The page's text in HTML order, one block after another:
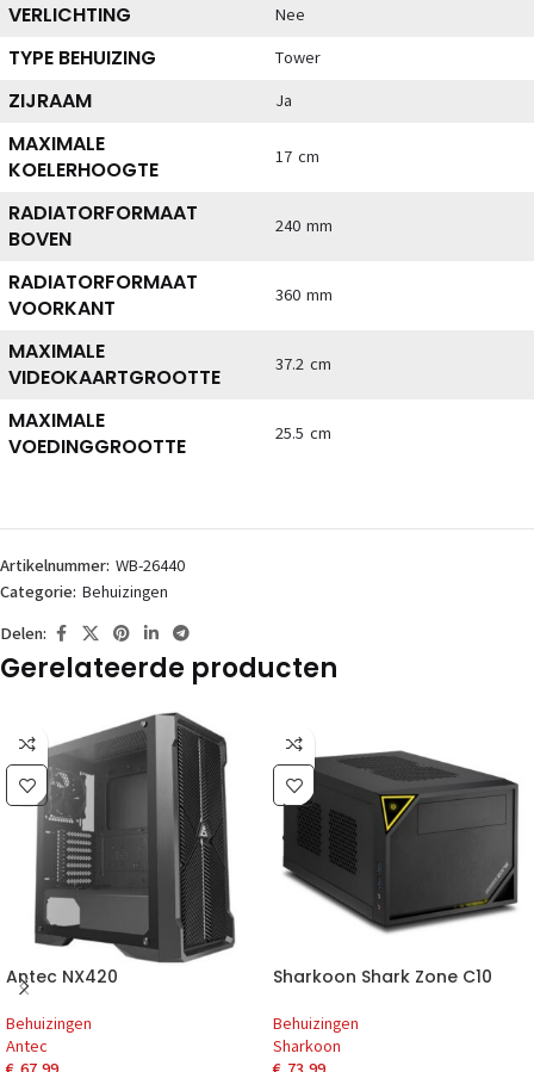
VERLICHTING Nee
TYPE BEHUIZING Tower
ZIJRAAM Ja
MAXIMALE
KOELERHOOGTE
17 cm
RADIATORFORMAAT
BOVEN
240 mm
RADIATORFORMAAT
VOORKANT
360 mm
MAXIMALE
VIDEOKAARTGROOTTE
37.2 cm
MAXIMALE
VOEDINGGROOTTE
25.5 cm
Artikelnummer: WB-26440
Categorie: Behuizingen
Delen:
Gerelateerde producten
Antec NX420
Behuizingen
Antec
Sharkoon Shark Zone C10
Behuizingen
Sharkoon